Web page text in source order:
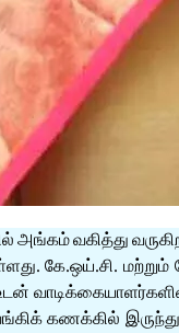
அங்கம் வகித்து
கே.ஒய்.சி. மற்றும்
கணக்கில்